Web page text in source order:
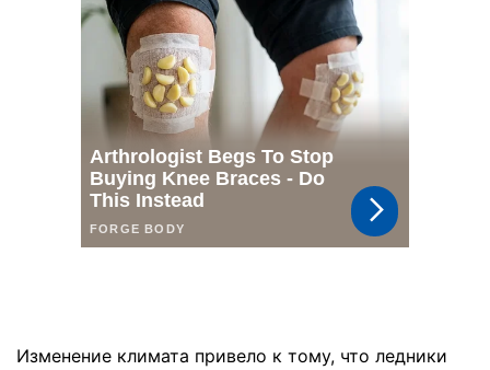
Изменение климата привело к тому, что ледники